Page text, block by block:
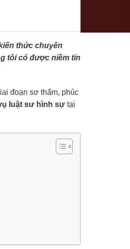
thức chuyên
tôi có được niềm tin
đoạn sơ thẩm, phúc
luật sư hình sự tại